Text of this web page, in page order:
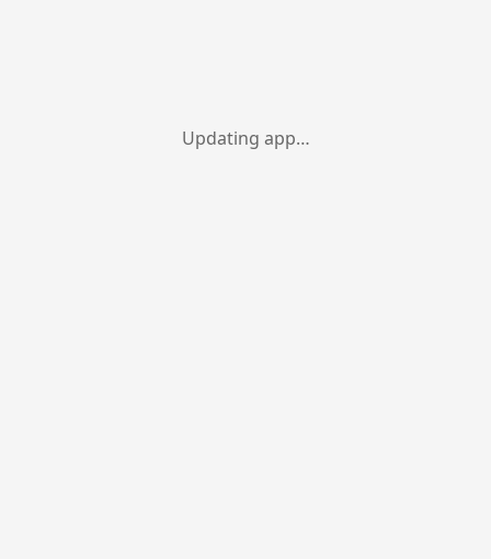
Updating app…